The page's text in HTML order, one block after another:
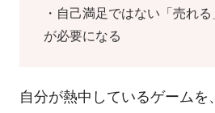
・自己満足ではない「売れ
が必要になる
自分が熱中しているゲームを